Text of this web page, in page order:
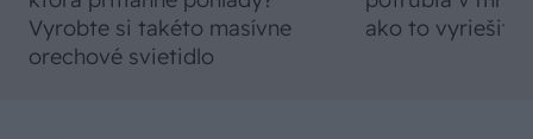
Vyrobte si takéto masívne
orechové svietidlo
ako to vyriešiť